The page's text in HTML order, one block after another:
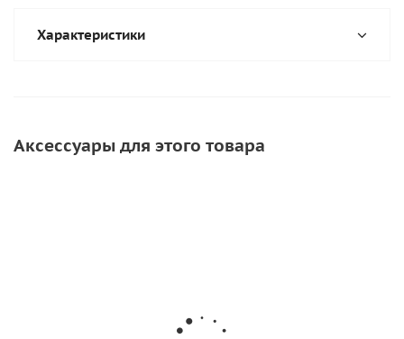
Характеристики
Аксессуары для этого товара